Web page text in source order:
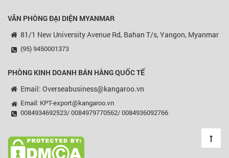
VĂN PHÒNG ĐẠI DIỆN MYANMAR
81/1 New University Avenue Rd, Bahan T/s, Yangon, Myanmar
(95) 9450001373
PHÒNG KINH DOANH BÁN HÀNG QUỐC TẾ
Email: Overseabusiness@kangaroo.vn
Email: KPT-export@kangaroo.vn
0084934692523/ 0084979770562/ 0084936092766